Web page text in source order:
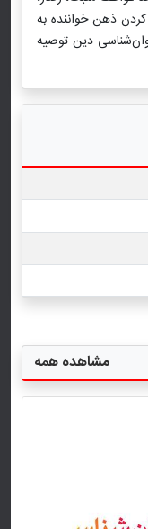
ذهن خواننده به
دین توصیه
مشاهده همه